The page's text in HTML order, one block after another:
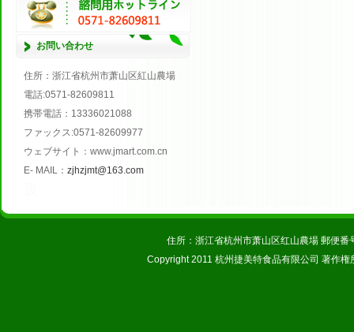
お問い合わせ
住所 ：浙江省杭州市萧山区紅山農場
電話:0571-82609811
携帯電話 ： 13336021088
ファックス:0571-82609977
ウェブサイト ： www.jmart.com.cn
E- MAIL ： zjhzjmt@163.com
住所：浙江省杭州市萧山区红山農場 郵便
Copyright 2011 杭州捷美特食品有限公司 著作権